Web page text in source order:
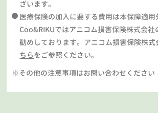
ざいます。
医療保険の加入に要する費用は本保障適用
Coo&RIKUではアニコム損害保険株式会社
勧めしております。アニコム損害保険株式
ちらをご参照ください。
※その他の注意事項はお問い合わせください